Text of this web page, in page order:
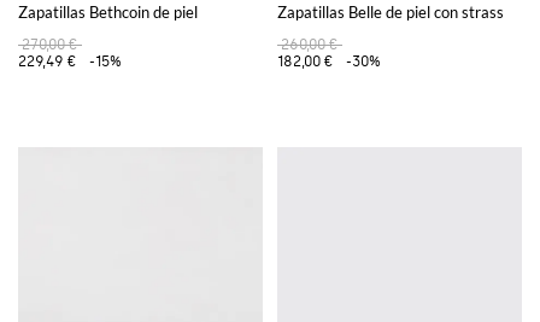
Zapatillas Bethcoin de piel
270,00 €
229,49 €
-15%
Zapatillas Belle de piel con strass
260,00 €
182,00 €
-30%